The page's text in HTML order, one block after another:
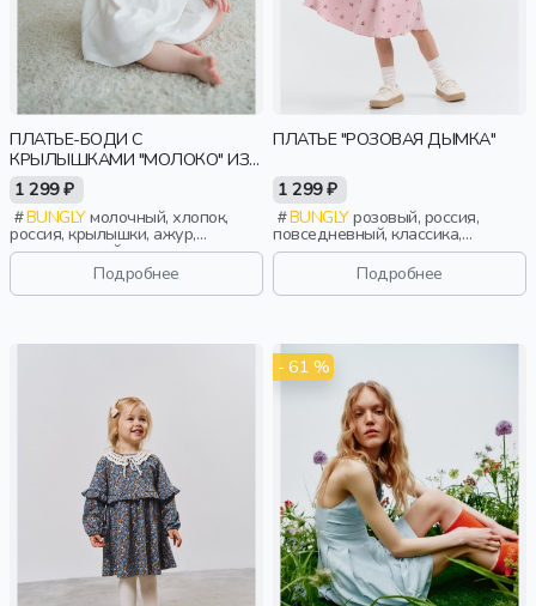
ПЛАТЬЕ-БОДИ С
КРЫЛЫШКАМИ "МОЛОКО" ИЗ
АЖУРНОГО ХЛОПКА 0+
1 299 ₽
BUNGLYмолочный, хлопок,
россия, крылышки, ажур,
повседневный, малыши, дети
Подробнее
ПЛАТЬЕ "РОЗОВАЯ ДЫМКА"
1 299 ₽
BUNGLYрозовый, россия,
повседневный, классика,
девочки, малыши, дошкольники,
Подробнее
- 61 %